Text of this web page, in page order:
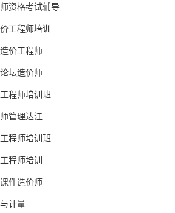
资格考试辅导
工程师培训
价工程师
坛造价师
程师培训班
管理达江
程师培训班
程师培训
件造价师
计量